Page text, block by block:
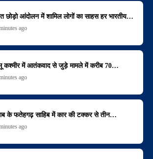
छोड़ो आंदोलन में शामिल लोगों का साहस हर भारतीय…
ago
कश्मीर में आतंकवाद से जुड़े मामले में करीब 70…
ago
के फतेहगढ़ साहिब में कार की टक्कर से तीन…
ago